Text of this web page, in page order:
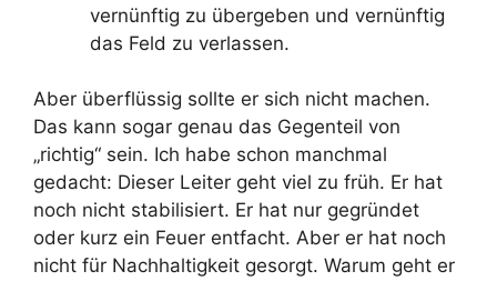
vernünftig zu übergeben und vernünftig
das Feld zu verlassen.
Aber überflüssig sollte er sich nicht machen.
Das kann sogar genau das Gegenteil von
„richtig“ sein. Ich habe schon manchmal
gedacht: Dieser Leiter geht viel zu früh. Er hat
noch nicht stabilisiert. Er hat nur gegründet
oder kurz ein Feuer entfacht. Aber er hat noch
nicht für Nachhaltigkeit gesorgt. Warum geht er